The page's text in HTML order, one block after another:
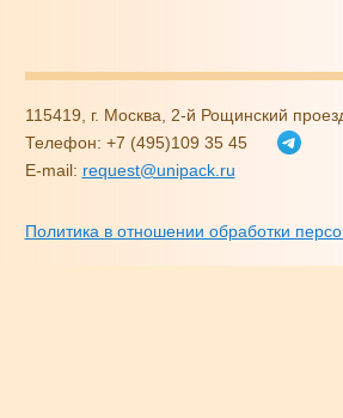
115419, г. Москва, 2-й Рощинский
Телефон: +7 (495)109 35 45
E-mail: request@unipack.ru
Политика в отношении обработки